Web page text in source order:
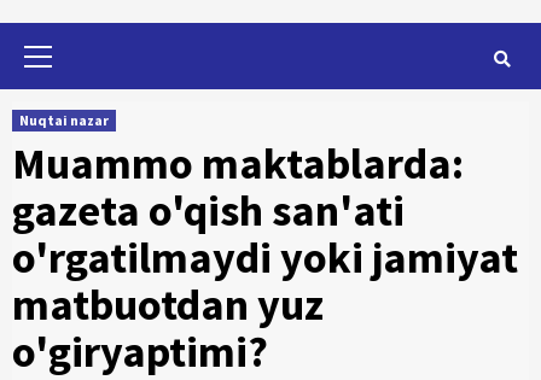
Nuqtai nazar
Muammo maktablarda:
gazeta o'qish san'ati
o'rgatilmaydi yoki jamiyat
matbuotdan yuz
o'giryaptimi?